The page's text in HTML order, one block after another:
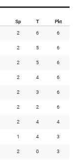
Sp T Pkt
2 6 6
2 5 6
2 5 6
2 4 6
2 3 6
2 2 6
2 4 4
1 4 3
2 0 3